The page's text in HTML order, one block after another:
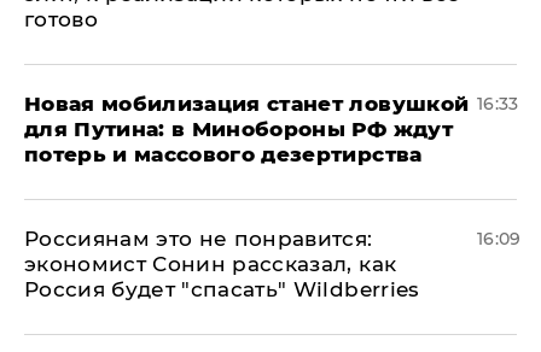
готово
​Новая мобилизация станет ловушкой
для Путина: в Минобороны РФ ждут
потерь и массового дезертирства
16:33
Россиянам это не понравится:
экономист Сонин рассказал, как
Россия будет "спасать" Wildberries
16:09